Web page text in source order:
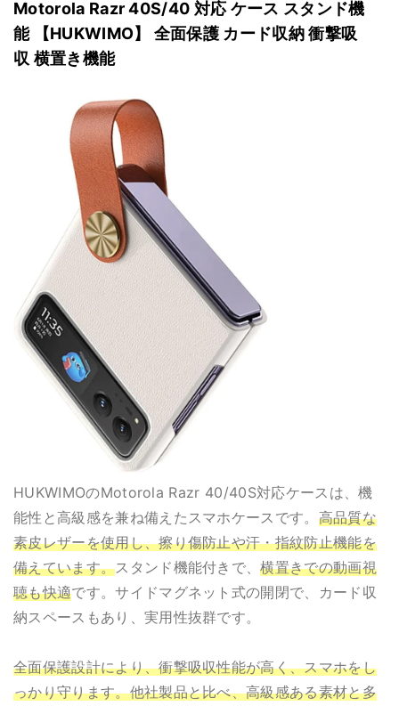
Motorola Razr 40S/40 対応 ケース スタンド機
能 【HUKWIMO】 全面保護 カード収納 衝撃吸
収 横置き機能
HUKWIMOのMotorola Razr 40/40S対応ケースは、機
能性と高級感を兼ね備えたスマホケースです。 高品質な
素皮レザーを使用し、擦り傷防止や汗・指紋防止機能を
備えています。スタンド機能付きで、横置きでの動画視
聴も快適です。サイドマグネット式の開閉で、カード収
納スペースもあり、実用性抜群です。
全面保護設計により、衝撃吸収性能が高く、スマホをし
っかり守ります。他社製品と比べ、高級感ある素材と多